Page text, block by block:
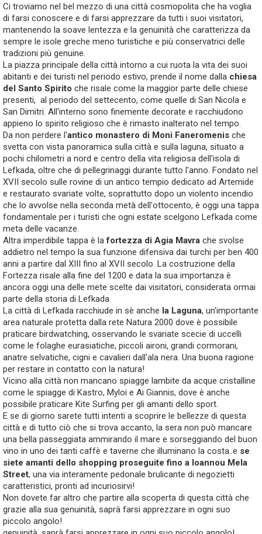
Ci troviamo nel bel mezzo di una città cosmopolita che ha voglia
di farsi conoscere e di farsi apprezzare da tutti i suoi visitatori,
mantenendo la soave lentezza e la genuinità che caratterizza da
sempre le isole greche meno turistiche e più conservatrici delle
tradizioni più genuine.
La piazza principale della città intorno a cui ruota la vita dei suoi
abitanti e dei turisti nel periodo estivo, prende il nome dalla chiesa
del Santo Spirito che risale come la maggior parte delle chiese
presenti, al periodo del settecento, come quelle di San Nicola e
San Dimitri. All'interno sono finemente decorate e racchiudono
appieno lo spirito religioso che è rimasto inalterato nel tempo.
Da non perdere l'antico monastero di Moni Faneromenis che
svetta con vista panoramica sulla città e sulla laguna, situato a
pochi chilometri a nord e centro della vita religiosa dell'isola di
Lefkada, oltre che di pellegrinaggi durante tutto l'anno. Fondato nel
XVII secolo sulle rovine di un antico tempio dedicato ad Artemide
e restaurato svariate volte, soprattutto dopo un violento incendio
che lo avvolse nella seconda metà dell'ottocento, è oggi una tappa
fondamentale per i turisti che ogni estate scelgono Lefkada come
meta delle vacanze.
Altra imperdibile tappa è lafortezza di Agia Mavra che svolse
addietro nel tempo la sua funzione difensiva dai turchi per ben 400
anni a partire dal XIII fino al XVII secolo. La costruzione della
Fortezza risale alla fine del 1200 e data la sua importanza è
ancora oggi una delle mete scelte dai visitatori, considerata ormai
parte della storia di Lefkada.
La città di Lefkada racchiude in sè anche la Laguna, un'importante
area naturale protetta dalla rete Natura 2000 dove è possibile
praticare birdwatching, osservando le svariate scecie di uccelli
come le folaghe eurasiatiche, piccoli aironi, grandi cormorani,
anatre selvatiche, cigni e cavalieri dall'ala nera. Una buona ragione
per restare in contatto con la natura!
Vicino alla città non mancano spiagge lambite da acque cristalline
come le spiagge di Kastro, Myloi e Ai Giannis, dove è anche
possibile praticare Kite Surfing per gli amanti dello sport.
E se di giorno sarete tutti intenti a scoprire le bellezze di questa
città e di tutto ciò che si trova accanto, la sera non può mancare
una bella passeggiata ammirando il mare e sorseggiando del buon
vino in uno dei tanti caffè e taverne che illuminano la costa..e se
siete amanti dello shopping proseguite fino a Ioannou Mela
Street, una via interamente pedonale brulicante di negozietti
caratteristici, pronti ad incuriosirvi!
Non dovete far altro che partire alla scoperta di questa città che
grazie alla sua genuinità, saprà farsi apprezzare in ogni suo
piccolo angolo!